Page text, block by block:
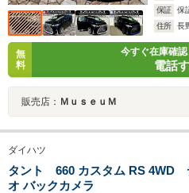
保証
保
住所
長
無
料
今すぐ在庫確
電話
販売店： ＭｕｓｅｕＭ
ダイハツ
タント 660 カスタム RS 4WD
オ バックカメラ